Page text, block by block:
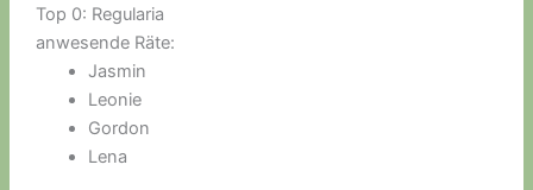
Top 0: Regularia
anwesende Räte:
Jasmin
Leonie
Gordon
Lena